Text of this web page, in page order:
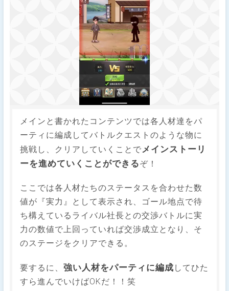
メインと書かれたコンテンツでは各人材達をパ
ーティに編成してバトルクエストのような物に
挑戦し、クリアしていくことで メインストーリ
ーを進めていくことができるぞ！
ここでは各人材たちのステータスを合わせた数
値が『実力』として表示され、ゴール地点で待
ち構えているライバル社長との交渉バトルに実
力の数値で上回っていれば交渉成立となり、そ
のステージをクリアできる。
要するに、強い人材をパーティに編成 してひた
すら進んでいけばOKだ！！笑